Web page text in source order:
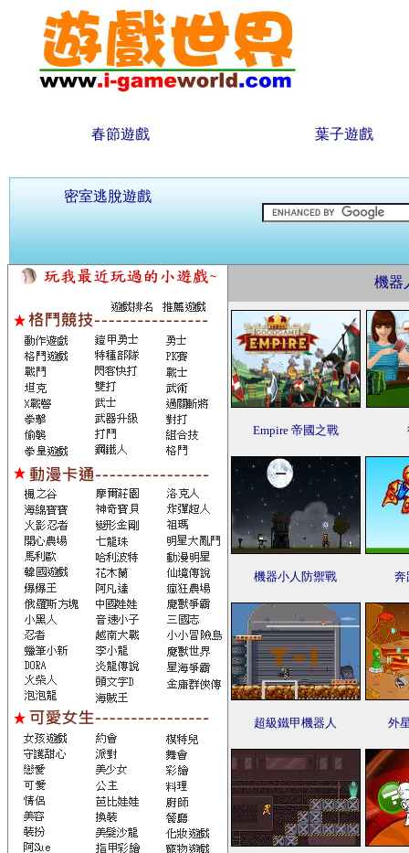
春節遊戲 葉子遊戲
密室逃脫遊戲
機器
Empire 帝國之戰
機器小人防禦戰 奔
超級鐵甲機器人 外